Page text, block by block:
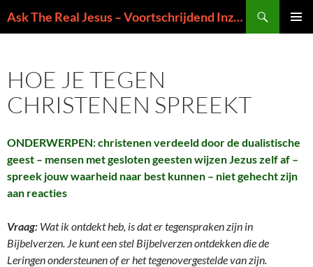
naar
Ask The Real Jesus – Voortschrijdend Inzicht in de Zin van het Leven
HOE JE TEGEN
CHRISTENEN SPREEKT
ONDERWERPEN: christenen verdeeld door de dualistische
geest – mensen met gesloten geesten wijzen Jezus zelf af –
spreek jouw waarheid naar best kunnen – niet gehecht zijn
aan reacties
Vraag: Wat ik ontdekt heb, is dat er tegenspraken zijn in
Bijbelverzen. Je kunt een stel Bijbelverzen ontdekken die de
Leringen ondersteunen of er het tegenovergestelde van zijn.